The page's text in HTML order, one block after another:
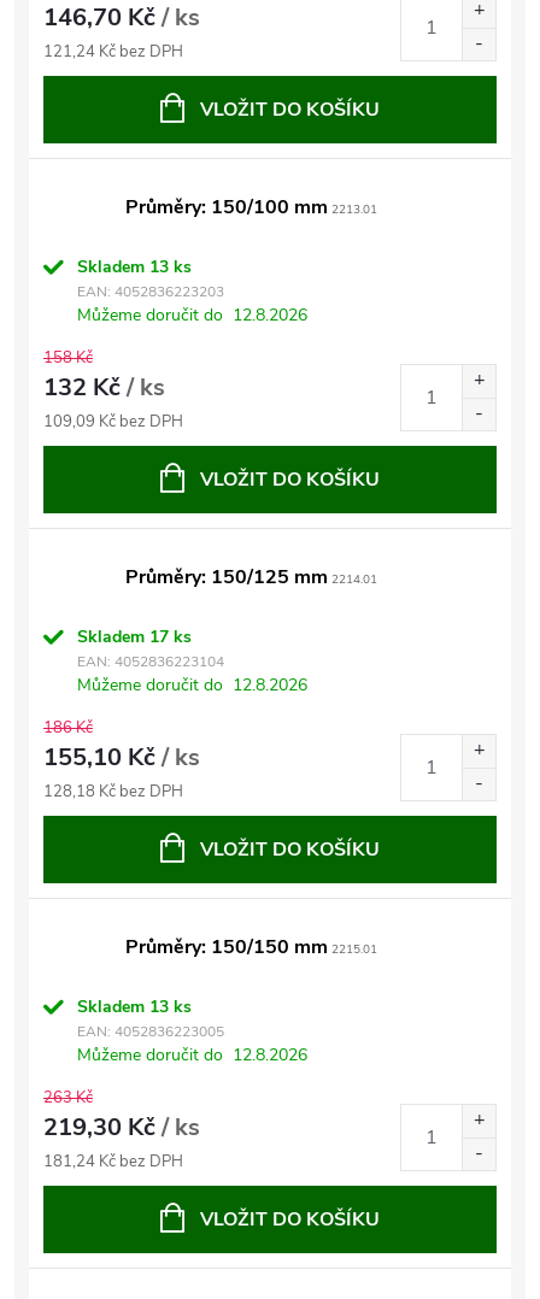
146,70 Kč/ ks
121,24 Kč bez DPH
VLOŽIT DO KOŠÍKU
Průměry: 150/100 mm 2213.01
Skladem 13 ks
EAN: 4052836223203
Můžeme doručit do 12.8.2026
158 Kč
132 Kč/ ks
109,09 Kč bez DPH
VLOŽIT DO KOŠÍKU
Průměry: 150/125 mm 2214.01
Skladem 17 ks
EAN: 4052836223104
Můžeme doručit do 12.8.2026
186 Kč
155,10 Kč/ ks
128,18 Kč bez DPH
VLOŽIT DO KOŠÍKU
Průměry: 150/150 mm 2215.01
Skladem 13 ks
EAN: 4052836223005
Můžeme doručit do 12.8.2026
263 Kč
219,30 Kč/ ks
181,24 Kč bez DPH
VLOŽIT DO KOŠÍKU